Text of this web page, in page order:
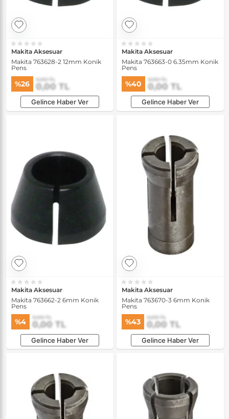
Makita Aksesuar
Makita 763628-2 12mm Konik
Pens
%26 0,00 TL
0,00 TL
Gelince Haber Ver
Makita Aksesuar
Makita 763663-0 6.35mm Konik
Pens
%40 0,00 TL
0,00 TL
Gelince Haber Ver
Makita Aksesuar
Makita 763662-2 6mm Konik
Pens
%4 0,00 TL
0,00 TL
Gelince Haber Ver
Makita Aksesuar
Makita 763670-3 6mm Konik
Pens
%43 0,00 TL
0,00 TL
Gelince Haber Ver